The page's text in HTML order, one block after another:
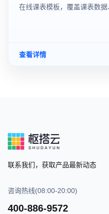
在线课表模板，覆盖课表数据
查看详情
联系我们，获取产品最新动态
咨询热线(08:00-20:00)
400-886-9572